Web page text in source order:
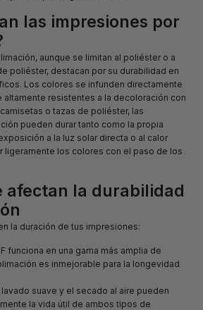
las impresiones por
aunque se limitan al poliéster o a
poliéster, destacan por su durabilidad en
Los colores se infunden directamente
altamente resistentes a la decoloración con
o tazas de poliéster, las
pueden durar tanto como la propia
a la luz solar directa o al calor
ligeramente los colores con el paso de los
afectan la durabilidad
la duración de tus impresiones:
funciona en una gama más amplia de
es inmejorable para la longevidad
lavado suave y el secado al aire pueden
la vida útil de ambos tipos de